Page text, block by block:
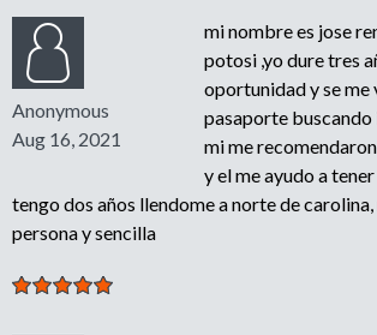
Anonymous
Aug 16, 2021
mi nombre es jose
potosi ,yo dure tres
oportunidad y se me
pasaporte
mi me
y el me ayudo a
tengo dos años llendome a norte de
persona y sencilla